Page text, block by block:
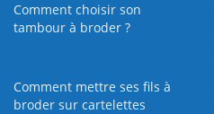
Comment choisir son
tambour à broder ?
Comment mettre ses fils à
broder sur cartelettes